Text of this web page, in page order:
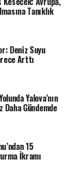
Tanıklık
Deniz Suyu
Arttı
Yalova’nın
Gündemde
15
İkramı